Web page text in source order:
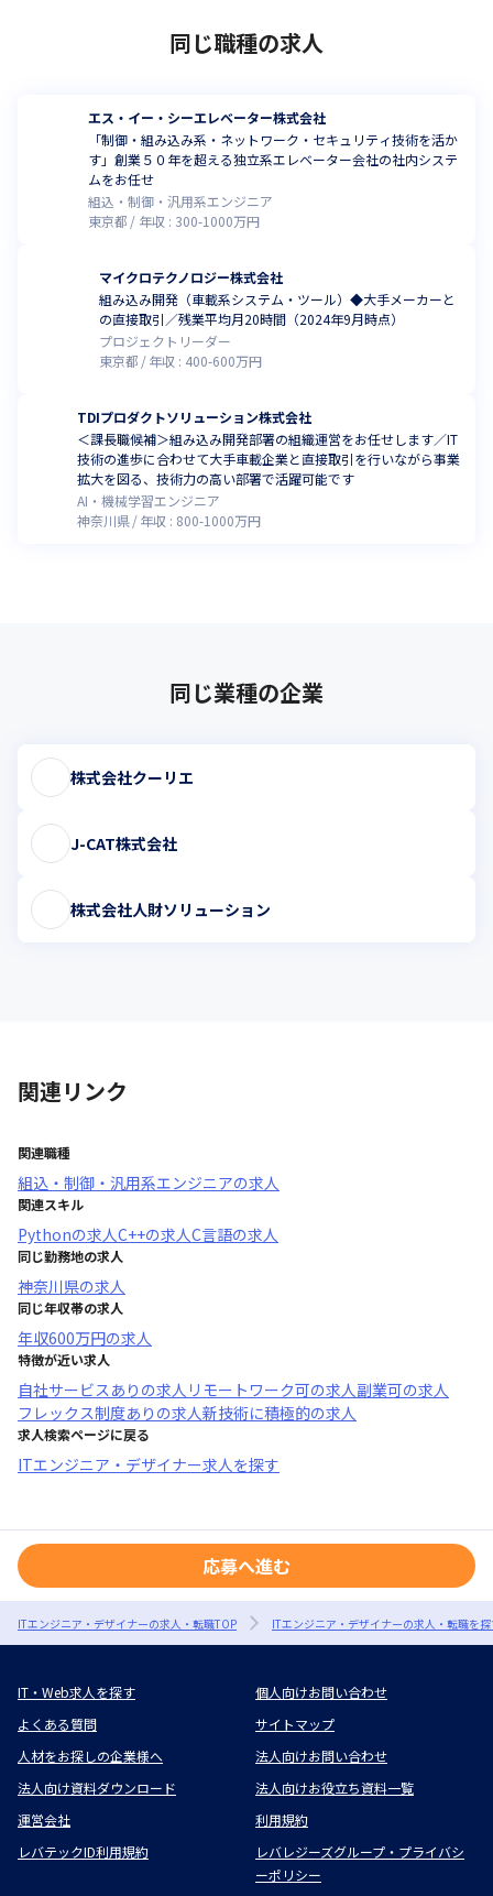
同じ職種の求人
エス・イー・シーエレベーター株式会社
「制御・組み込み系・ネットワーク・セキュリティ技術を活か
す」創業５０年を超える独立系エレベーター会社の社内システ
ムをお任せ
組込・制御・汎用系エンジニア
東京都
年収 : 300-1000万円
マイクロテクノロジー株式会社
組み込み開発（車載系システム・ツール）◆大手メーカーと
の直接取引／残業平均月20時間（2024年9月時点）
プロジェクトリーダー
東京都
年収 : 400-600万円
TDIプロダクトソリューション株式会社
＜課長職候補＞組み込み開発部署の組織運営をお任せします／IT
技術の進歩に合わせて大手車載企業と直接取引を行いながら事業
拡大を図る、技術力の高い部署で活躍可能です
AI・機械学習エンジニア
神奈川県
年収 : 800-1000万円
同じ業種の企業
株式会社クーリエ
J-CAT株式会社
株式会社人財ソリューション
関連リンク
関連職種
組込・制御・汎用系エンジニアの求人
関連スキル
Pythonの求人C++の求人C言語の求人
同じ勤務地の求人
神奈川県の求人
同じ年収帯の求人
年収600万円の求人
特徴が近い求人
自社サービスあり の求人 リモートワーク可の求人副業可の求人
フレックス制度あり の求人新技術に積極的の求人
求人検索ページに戻る
ITエンジニア・デザイナー求人を探す
応募へ進む
ITエンジニア・デザイナーの求人・転職TOP ITエンジニア・デザイナーの求人・転職を
IT・Web求人を探す
個人向けお問い合わせ
よくある質問
サイトマップ
人材をお探しの企業様へ
法人向けお問い合わせ
法人向け資料ダウンロード
法人向けお役立ち資料一覧
運営会社
利用規約
レバテックID利用規約
レバレジーズグループ・プライバシ
ーポリシー